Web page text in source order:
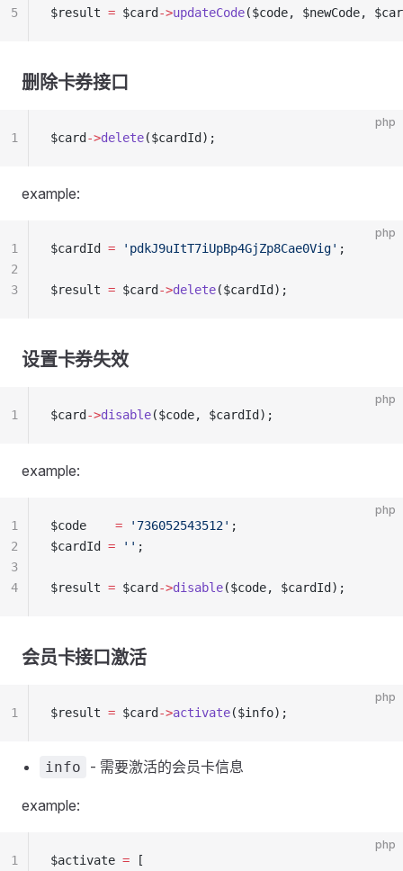
$result = $card ->updateCode($code, $newCode,
5
删除卡券接口
php
$card ->delete($cardId);
1
example:
php
$cardId = 'pdkJ9uItT7iUpBp4GjZp8Cae0Vig' ;
$result = $card ->delete($cardId);
1
2
3
设置卡券失效
php
$card ->disable($code, $cardId);
1
example:
php
$code = '736052543512' ;
$cardId = '' ;
$result = $card ->disable($code, $cardId);
1
2
3
4
会员卡接口激活
php
$result = $card ->activate($info);
1
info - 需要激活的会员卡信息
example:
php
$activate = [
1